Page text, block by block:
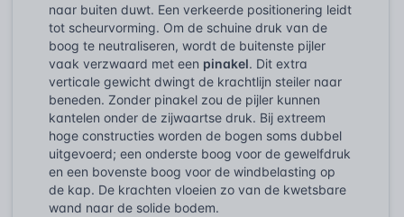
naar buiten duwt. Een verkeerde positionering leidt
tot scheurvorming. Om de schuine druk van de
boog te neutraliseren, wordt de buitenste pijler
vaak verzwaard met een pinakel. Dit extra
verticale gewicht dwingt de krachtlijn steiler naar
beneden. Zonder pinakel zou de pijler kunnen
kantelen onder de zijwaartse druk. Bij extreem
hoge constructies worden de bogen soms dubbel
uitgevoerd; een onderste boog voor de gewelfdruk
en een bovenste boog voor de windbelasting op
de kap. De krachten vloeien zo van de kwetsbare
wand naar de solide bodem.